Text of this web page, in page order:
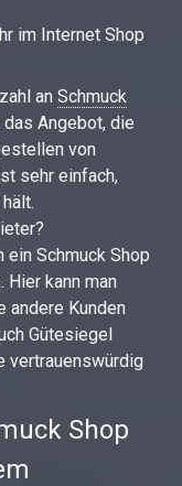
im Internet Shop
anSchmuck
Angebot, die
von
sehr einfach,
Schmuck Shop
Hier kann man
andere Kunden
Gütesiegel
vertrauenswürdig
Shop